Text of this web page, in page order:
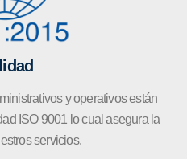
y operativos están
ISO 9001 lo cual asegura la
servicios.